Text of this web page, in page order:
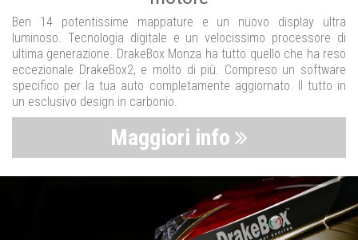
Ben 14 potentissime mappature e un nuovo display ultra
luminoso. Tecnologia digitale e un velocissimo processore di
ultima generazione. DrakeBox Monza ha tutto quello che ha reso
eccezionale DrakeBox2, e molto di più. Compreso un software
specifico per la tua auto completamente aggiornato. Il tutto in
un esclusivo design in carbonio.
Maggiori info